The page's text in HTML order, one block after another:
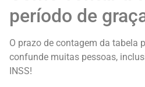
período de
O prazo de contagem da tabela
confunde muitas pessoas,
INSS!